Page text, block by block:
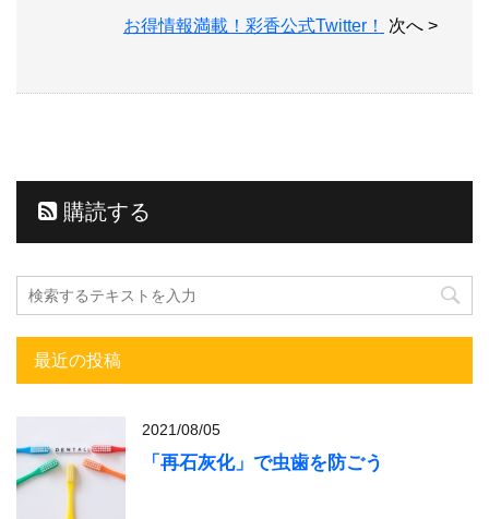
お得情報満載！彩香公式Twitter！ 次へ >
購読する
最近の投稿
2021/08/05
「再石灰化」で虫歯を防ごう